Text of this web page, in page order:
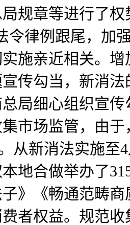
规章等进行了
令律例跟尾，加
施亲近相关。
传勾当，新消
局细心组织宣
市场监管，由
从新消法实施
地合做举办了
》《畅通范畴
者权益。规范